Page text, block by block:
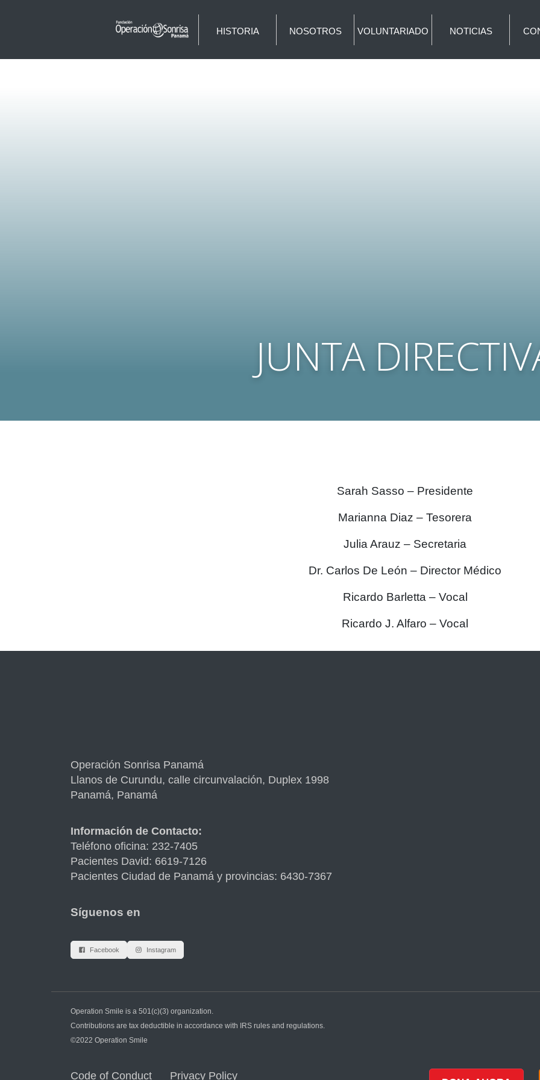
HISTORIA NOSOTROS VOLUNTARIADO NOTICIAS
JUNTA
Sarah Sasso – Presidente
Marianna Diaz – Tesorera
Julia Arauz – Secretaria
Dr. Carlos De León – Director Médico
Ricardo Barletta – Vocal
Ricardo J. Alfaro – Vocal
Operación Sonrisa Panamá
Llanos de Curundu, calle circunvalación, Duplex 1998
Panamá, Panamá
Información de Contacto:
Teléfono oficina: 232-7405
Pacientes David: 6619-7126
Pacientes Ciudad de Panamá y provincias: 6430-7367
Síguenos en
Facebook Instagram
Operation Smile is a 501(c)(3) organization.
Contributions are tax deductible in accordance with IRS rules and regulations.
©2022 Operation Smile
Code of Conduct Privacy Policy